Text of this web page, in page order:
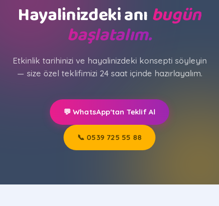
Hayalinizdeki anı bugün
başlatalım.
Etkinlik tarihinizi ve hayalinizdeki konsepti söyleyin
— size özel teklifimizi 24 saat içinde hazırlayalım.
💬 WhatsApp'tan Teklif Al
📞 0539 725 55 88